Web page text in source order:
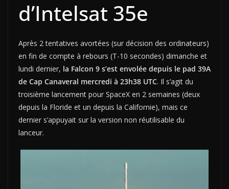
d’Intelsat 35e
Après 2 tentatives avortées (sur décision des ordinateurs)
en fin de compte à rebours (T-10 secondes) dimanche et
lundi dernier, la Falcon 9 s’est envolée depuis le pad 39A
de Cap Canaveral mercredi à 23h38 UTC. Il s’agit du
troisième lancement pour SpaceX en 2 semaines (deux
depuis la Floride et un depuis la Californie), mais ce
dernier s’appuyait sur la version non réutilisable du
lanceur.